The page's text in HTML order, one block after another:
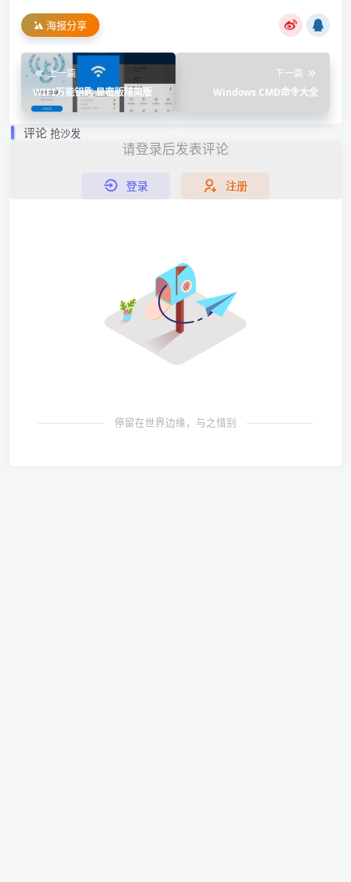
海报分享
上一篇
WIFI万能钥匙 显密版精简版
下一篇
Windows CMD命令大全
评论 抢沙发
请登录后发表评论
登录 注册
停留在世界边缘，与之惜别